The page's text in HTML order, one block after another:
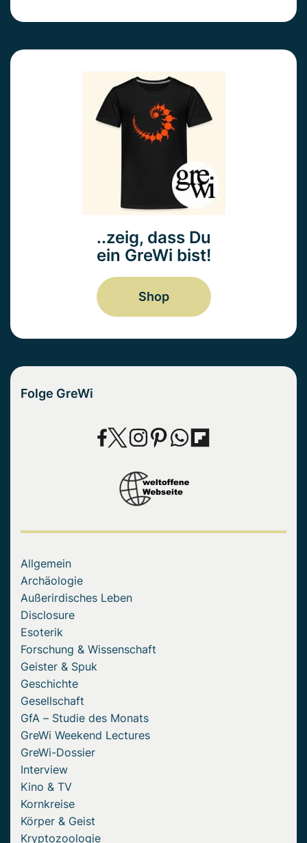
..zeig, dass Du
ein GreWi bist!
Shop
Folge GreWi
Allgemein
Archäologie
Außerirdisches Leben
Disclosure
Esoterik
Forschung & Wissenschaft
Geister & Spuk
Geschichte
Gesellschaft
GfA – Studie des Monats
GreWi Weekend Lectures
GreWi-Dossier
Interview
Kino & TV
Kornkreise
Körper & Geist
Kryptozoologie